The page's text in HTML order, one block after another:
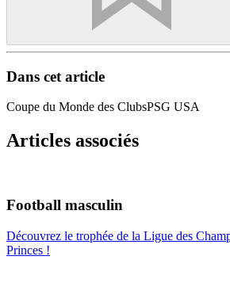
Dans cet article
Coupe du Monde des ClubsPSG USA
Articles associés
Football masculin
Découvrez le trophée de la Ligue des
Princes !